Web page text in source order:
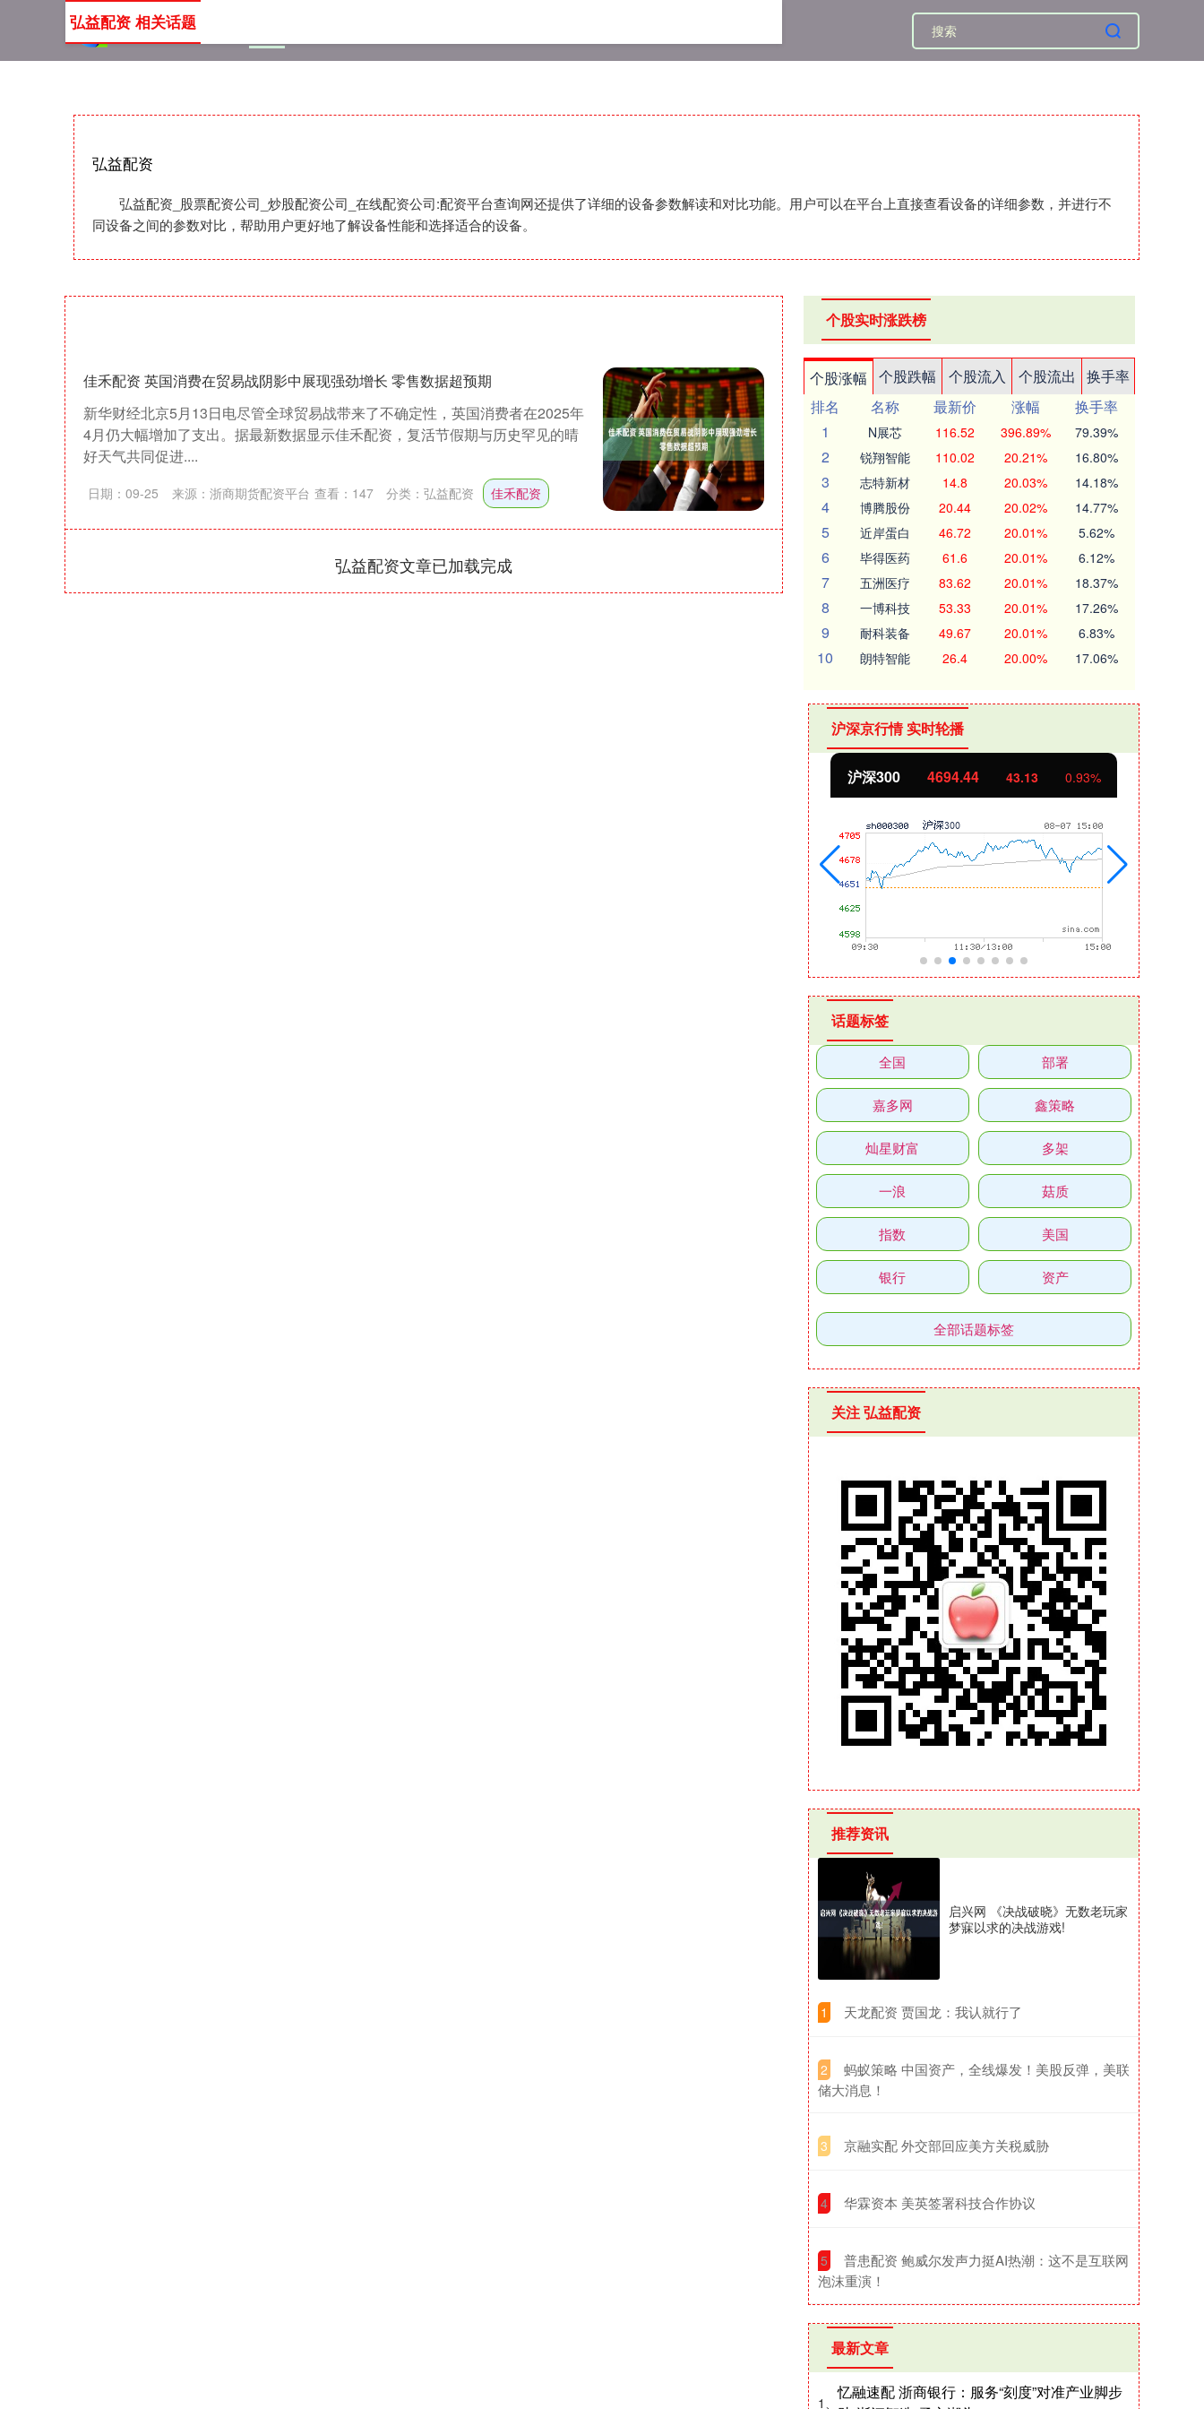
弘益配资
弘益配资_股票配资公司_炒股配资公司_在线配资公司:配资平台查询网还提供了详细的设备参数解读和对比功能。用户可以在平台上直接查看设备的详细参数，并进行不
同设备之间的参数对比，帮助用户更好地了解设备性能和选择适合的设备。
弘益配资 相关话题
佳禾配资 英国消费在贸易战阴影中展现强劲增长 零售数据超预期
新华财经北京5月13日电尽管全球贸易战带来了不确定性，英国消费者在2025年
4月仍大幅增加了支出。据最新数据显示佳禾配资，复活节假期与历史罕见的晴
好天气共同促进....
日期：09-25 来源：浙商期货配资平台 查看： 147 分类： 弘益配资 佳禾配资
弘益配资文章已加载完成
个股实时涨跌榜
个股涨幅 个股跌幅 个股流入 个股流出
换手率
排名
名称 最新价 涨幅
换手率
1
N展芯 116.52 396.89% 79.39%
2 锐翔智能 110.02 20.21% 16.80%
3 志特新材 14.8 20.03% 14.18%
4 博腾股份 20.44 20.02% 14.77%
5 近岸蛋白 46.72 20.01% 5.62%
6 毕得医药 61.6 20.01% 6.12%
7 五洲医疗 83.62 20.01% 18.37%
8 一博科技 53.33 20.01% 17.26%
9 耐科装备 49.67 20.01% 6.83%
10 朗特智能 26.4 20.00% 17.06%
沪深京行情 实时轮播
北证50 1134.24 11.37 1.01%
话题标签
全国 部署
嘉多网 鑫策略
灿星财富 多架
一浪 菇质
指数 美国
银行 资产
全部话题标签
关注 弘益配资
推荐资讯
启兴网 《决战破晓》无数老玩家
梦寐以求的决战游戏!
1 ​天龙配资 贾国龙：我认就行了
2
​蚂蚁策略 中国资产，全线爆发！美股反弹，美联
储大消息！
3 ​京融实配 外交部回应美方关税威胁
4 ​华霖资本 美英签署科技合作协议
5
​普患配资 鲍威尔发声力挺AI热潮：这不是互联网
泡沫重演！
最新文章
1、
忆融速配 浙商银行：服务“刻度”对准产业脚步